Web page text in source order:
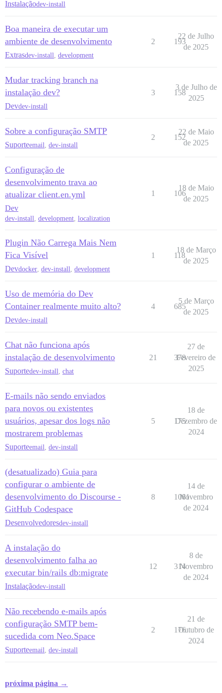
Instalaçãodev-install
Boa maneira de executar um
ambiente de desenvolvimento
Extrasdev-install development
2 193
22 de Julho
de 2025
Mudar tracking branch na
instalação dev?
Devdev-install
3 158
3 de Julho de
2025
Sobre a configuração SMTP
Suporteemail dev-install
2 152
22 de Maio
de 2025
Configuração de
desenvolvimento trava ao
atualizar client.en.yml
Dev
dev-install, development, localization
1 106
18 de Maio
de 2025
Plugin Não Carrega Mais Nem
Fica Visível
Devdocker dev-install development
1 118
18 de Março
de 2025
Uso de memória do Dev
Container realmente muito alto?
Devdev-install
4 685
5 de Março
de 2025
Chat não funciona após
instalação de desenvolvimento
Suportedev-install chat
21 378
27 de
Fevereiro de
2025
E-mails não sendo enviados
para novos ou existentes
usuários, apesar dos logs não
mostrarem problemas
Suporteemail dev-install
5 175
18 de
Dezembro de
2024
(desatualizado) Guia para
configurar o ambiente de
desenvolvimento do Discourse -
GitHub Codespace
Desenvolvedoresdev-install
8 1081
14 de
Novembro
de 2024
A instalação do
desenvolvimento falha ao
executar bin/rails db:migrate
Instalaçãodev-install
12 314
8 de
Novembro
de 2024
Não recebendo e-mails após
configuração SMTP bem-
sucedida com Neo.Space
Suporteemail dev-install
2 176
21 de
Outubro de
2024
próxima página →